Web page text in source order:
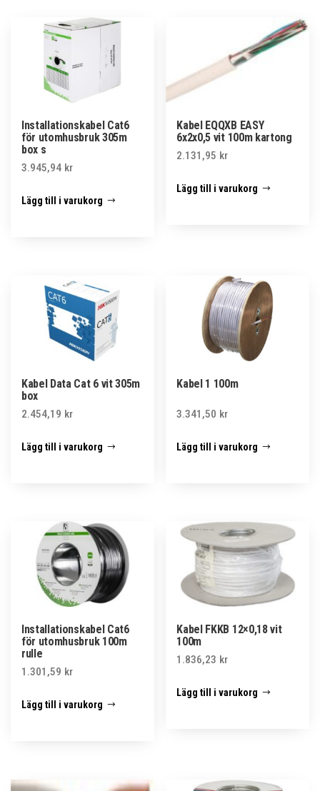
Installationskabel Cat6
för utomhusbruk 305m
box s
3.945,94 kr
Lägg till i varukorg
Kabel EQQXB EASY
6x2x0,5 vit 100m kartong
2.131,95 kr
Lägg till i varukorg
Kabel Data Cat 6 vit 305m
box
2.454,19 kr
Lägg till i varukorg
Kabel 1 100m
3.341,50 kr
Lägg till i varukorg
Installationskabel Cat6
för utomhusbruk 100m
rulle
1.301,59 kr
Lägg till i varukorg
Kabel FKKB 12×0,18 vit
100m
1.836,23 kr
Lägg till i varukorg